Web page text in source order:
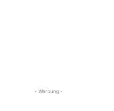
- Werbung -